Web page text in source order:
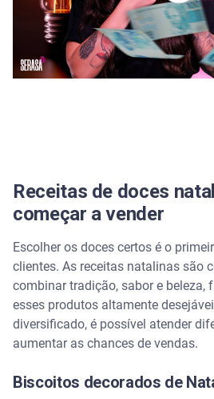
Dicas para personalização:
Como embalar e apresentar os
Dicas para começar:
Receitas de doces
começar a vender
Escolher os doces certos é o
clientes. As receitas natalinas são
combinar tradição, sabor e beleza,
esses produtos altamente
diversificado, é possível atender
aumentar as chances de vendas.
Biscoitos decorados de